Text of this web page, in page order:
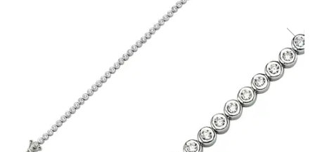
Bijuterii argint placat cu aur
Bijuterii argint cu diverse
Bijuterii argint cu murano
Casete si cutii de bijuterii
Bijuterii tungsten